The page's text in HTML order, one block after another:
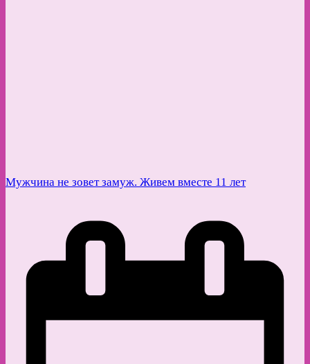
Мужчина не зовет замуж. Живем вместе 11 лет